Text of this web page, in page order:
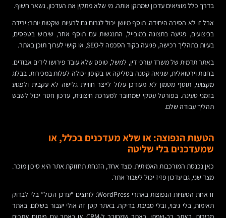
בדרך כלל מוציאים עדכון שמתקן אותה. מי שלא מתקין את העדכון, נשאר חשוף.
אבל זו לא הסיבה היחידה. תוסף מיושן יכול לגרום גם לבעיות שקטות יותר: ירידה
בביצועים, פגיעה בתצוגה במובייל, התנגשות עם תוסף אחר, שיבוש בטפסים,
בעיות בתהליך רכישה, פגיעה בקוד הסכמה ל-SEO, או קושי לערוך תוכן באתר.
באתר תדמית של משרד עורכי דין, למשל, טופס שלא עובד פירושו לידים אבודים.
בחנות וירטואלית, שגיאה קטנה בסליקה או בקופון יכולה לעלות במכירות. בבלוג
מקצועי, תוסף מטמון לא מעודכן עלול לייצר חוויית גלישה לא עקבית ולפגוע
בזמני טעינה. בפורטל עסקי שמחובר למערכת חיצונית, עדכון חסר יכול לשבש
תהליך עבודה שלם.
הטעות הנפוצה: או שלא מעדכנים בכלל, או
שמעדכנים בלי שליטה
כאן נכנסת המורכבות האמיתית. מצד אחד, הזנחת תחזוקת אתר היא סיכון מוכר.
מצד שני, גם עדכון פזיז יכול לשבור אתר.
זו אחת הטעויות הנפוצות באתרי WordPress: לוחצים “עדכן הכול” בלי לבדוק
תאימות, בלי גיבוי, ובלי סביבת בדיקה. באתר קטן זה אולי יעבור בשלום. באתר